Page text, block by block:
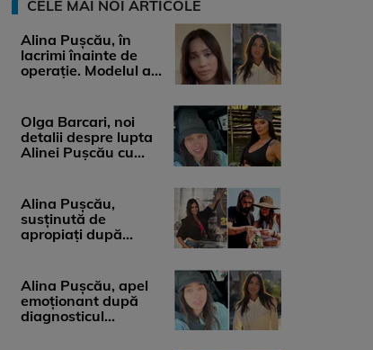
CELE MAI NOI ARTICOLE
Alina Pușcău, în
lacrimi înainte de
operație. Modelul a
Olga Barcari, noi
detalii despre lupta
Alinei Pușcău cu
Alina Pușcău,
susținută de
apropiați după
medicii, ...
Alina Pușcău, apel
emoționant după
diagnosticul